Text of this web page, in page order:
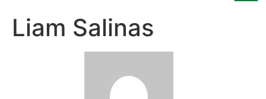
Liam Salinas